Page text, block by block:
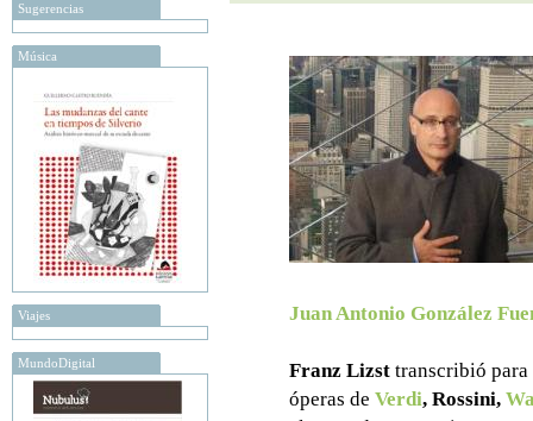
Sugerencias
Música
Viajes
MundoDigital
Juan Antonio González
Franz Lizst transcribió
óperas de Verdi, Rossini,